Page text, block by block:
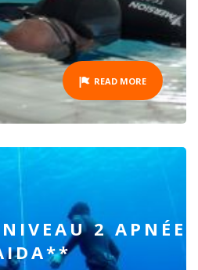
READ MORE
2 APNÉE